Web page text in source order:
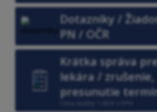
Dotazníky /
PN / OČR
Krátka správa
lekára / zrušenie,
presunutie